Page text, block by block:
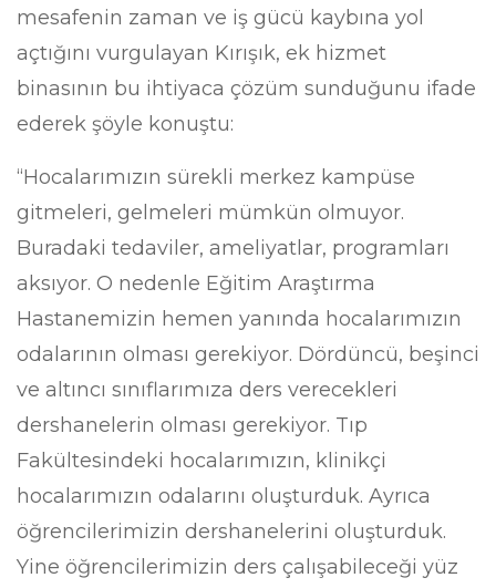
mesafenin zaman ve iş gücü kaybına yol
açtığını vurgulayan Kırışık, ek hizmet
binasının bu ihtiyaca çözüm sunduğunu ifade
ederek şöyle konuştu:
“Hocalarımızın sürekli merkez kampüse
gitmeleri, gelmeleri mümkün olmuyor.
Buradaki tedaviler, ameliyatlar, programları
aksıyor. O nedenle Eğitim Araştırma
Hastanemizin hemen yanında hocalarımızın
odalarının olması gerekiyor. Dördüncü, beşinci
ve altıncı sınıflarımıza ders verecekleri
dershanelerin olması gerekiyor. Tıp
Fakültesindeki hocalarımızın, klinikçi
hocalarımızın odalarını oluşturduk. Ayrıca
öğrencilerimizin dershanelerini oluşturduk.
Yine öğrencilerimizin ders çalışabileceği yüz